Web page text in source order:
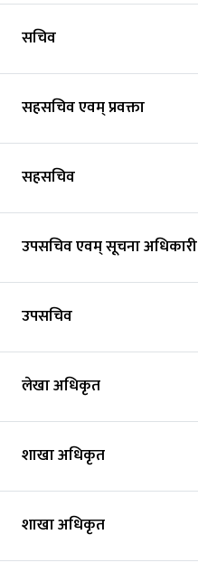
सचिव
सहसचिव एवम् प्रवक्ता
सहसचिव
उपसचिव ‍एवम् सूचना अधिकारी
उपसचिव
लेखा अधिकृत
शाखा अधिकृत
शाखा अधिकृत